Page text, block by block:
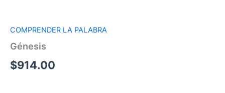
COMPRENDER LA PALABRA
Génesis
$914.00